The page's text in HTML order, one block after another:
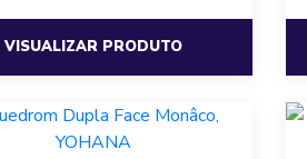
VISUALIZAR PRODUTO